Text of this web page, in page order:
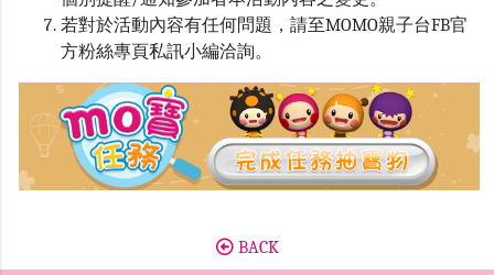
若對於活動內容有任何問題，請至MOMO親子台FB官
方粉絲專頁私訊小編洽詢。
BACK